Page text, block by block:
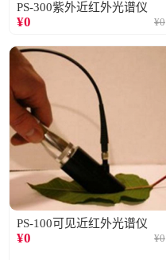
PS-300紫外近红外光谱仪
¥0 ¥0
PS-100可见近红外光谱仪
¥0 ¥0